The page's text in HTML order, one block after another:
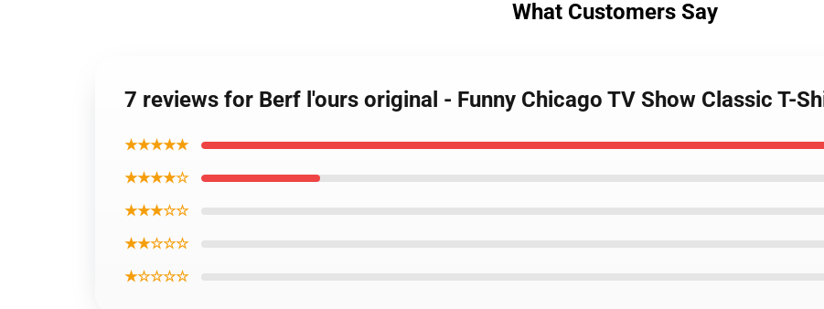
What Customers Say
7 reviews for Berf l'ours original - Funny Chicago TV Show Classic T-
★★★★★
★★★★☆
★★★☆☆
★★☆☆☆
★☆☆☆☆